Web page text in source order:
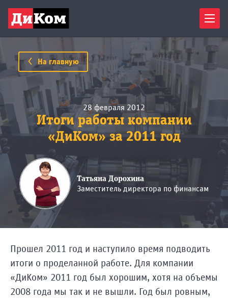
На главную
28 февраля 2012
Итоги работы компании
«ДиКом» за 2011 год
Татьяна Дорохина
Заместитель директора по финансам
Прошел 2011 год и наступило время подводить
итоги о проделанной работе. Для компании
«ДиКом» 2011 год был хорошим, хотя на объемы
2008 года мы так и не вышли. Год был ровным,
Барнаул
Белгород
Волгоград
Воронеж
Екатеринбург
Ижевск
Иркутск
Казань
Киров
Краснодар
Красноярск
Курск
Липецк
Махачкала
Челны
Нижний
Новгород
сотрудники
свяжутся
с вами
время.
Ваше
имя*
Ваш
Электронная
почта*
Ваш
вопрос
рабочего
дня.